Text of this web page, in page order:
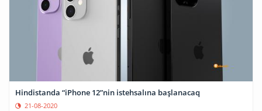
Hindistanda “iPhone 12”nin istehsalına başlanacaq
21-08-2020